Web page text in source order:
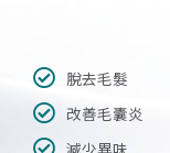
脫去毛髮
改善毛囊炎
減少異味